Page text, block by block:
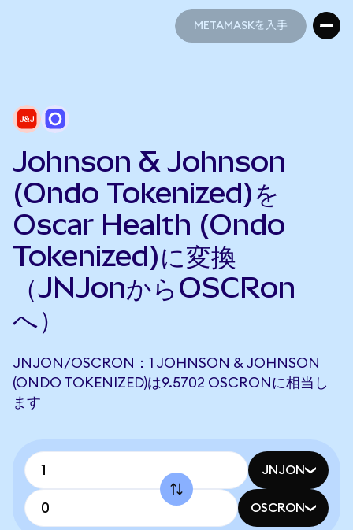
METAMASKを入手
Johnson & Johnson
(Ondo Tokenized)を
Oscar Health (Ondo
Tokenized)に変換
（JNJonからOSCRon
へ）
JNJON/OSCRON：1 JOHNSON & JOHNSON
(ONDO TOKENIZED)は9.5702 OSCRONに相当し
ます
JNJON
OSCRON